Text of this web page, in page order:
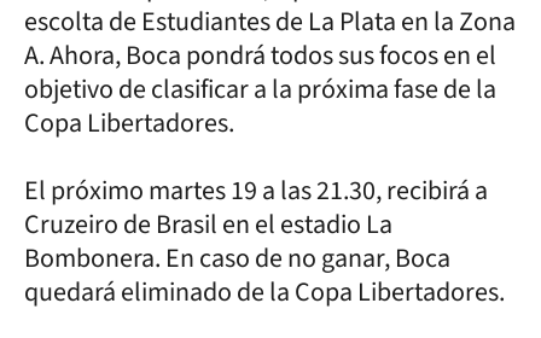
escolta de Estudiantes de La Plata en la Zona
A. Ahora, Boca pondrá todos sus focos en el
objetivo de clasificar a la próxima fase de la
Copa Libertadores.
El próximo martes 19 a las 21.30, recibirá a
Cruzeiro de Brasil en el estadio La
Bombonera. En caso de no ganar, Boca
quedará eliminado de la Copa Libertadores.